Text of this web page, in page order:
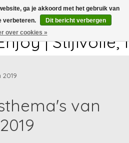
|
van
2019
ga je akkoord met het gebruik van
verbeteren.
Dit bericht verbergen
over cookies »